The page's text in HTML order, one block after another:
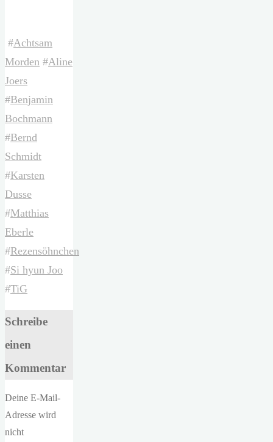
#Achtsam
Morden #Aline
Joers
#Benjamin
Bochmann
#Bernd
Schmidt
#Karsten
Dusse
#Matthias
Eberle
#Rezensöhnchen
#Si hyun Joo
#TiG
Schreibe
einen
Kommentar
Deine E-Mail-
Adresse wird
nicht